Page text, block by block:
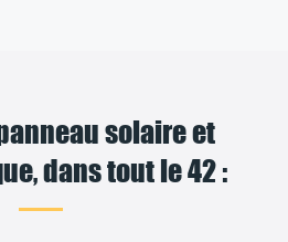
solaire et
dans tout le 42 :